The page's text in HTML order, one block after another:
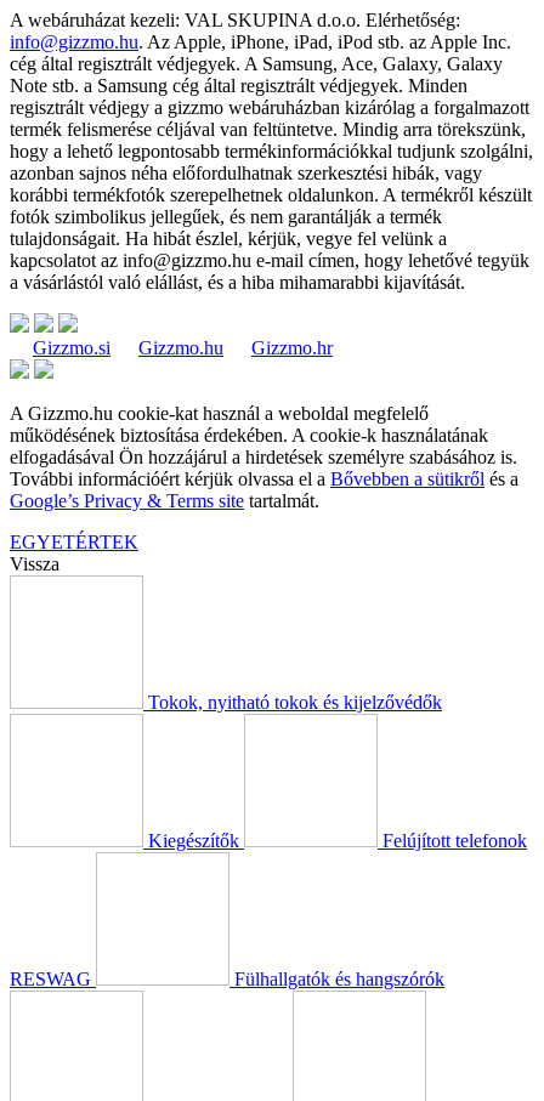
A webáruházat kezeli: VAL SKUPINA d.o.o. Elérhetőség:
info@gizzmo.hu. Az Apple, iPhone, iPad, iPod stb. az Apple Inc.
cég által regisztrált védjegyek. A Samsung, Ace, Galaxy, Galaxy
Note stb. a Samsung cég által regisztrált védjegyek. Minden
regisztrált védjegy a gizzmo webáruházban kizárólag a forgalmazott
termék felismerése céljával van feltüntetve. Mindig arra törekszünk,
hogy a lehető legpontosabb termékinformációkkal tudjunk szolgálni,
azonban sajnos néha előfordulhatnak szerkesztési hibák, vagy
korábbi termékfotók szerepelhetnek oldalunkon. A termékről készült
fotók szimbolikus jellegűek, és nem garantálják a termék
tulajdonságait. Ha hibát észlel, kérjük, vegye fel velünk a
kapcsolatot az info@gizzmo.hu e-mail címen, hogy lehetővé tegyük
a vásárlástól való elállást, és a hiba mihamarabbi kijavítását.
Gizzmo.si Gizzmo.hu Gizzmo.hr
A Gizzmo.hu cookie-kat használ a weboldal megfelelő
működésének biztosítása érdekében. A cookie-k használatának
elfogadásával Ön hozzájárul a hirdetések személyre szabásához is.
További információért kérjük olvassa el a Bővebben a sütikről és a
Google’s Privacy & Terms site tartalmát.
EGYETÉRTEK
Vissza
Tokok, nyitható tokok és kijelzővédők
Kiegészítők Felújított telefonok
RESWAG Fülhallgatók és hangszórók